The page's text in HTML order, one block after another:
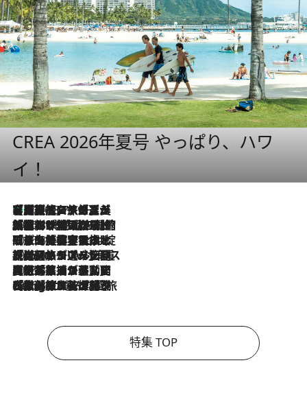
CREA 2026年夏号 やっぱり、ハワ
イ！
2026.8.7
【厳選旅コスメ】「多機能アイテムがメイン！」旅好き美容エディターが選んだ夏旅ベストコスメを発表【Mサイズジップ】
2026.8.6
「荷物が増えるほど旅ストレスは増す」美容ジャーナリストがたどり着いた最終結論。“化粧品を劇的に減らす”感動の凝縮美容とは
2026.8.6
「旅先には金髪ウィッグを持参」日本と同じメイクでは損してる!? 美容ジャーナリストが提案する“掟破りの旅美容”とは
2026.8.6
【厳選旅コスメ】「身軽さ＆UV対策重視！」ヘアアーティストshucoが選んだ夏旅ベストコスメを発表【Mサイズジップ】
2026.8.5
【厳選旅コスメ】国内をあちこち移動する河井菜摘が選んだ夏旅ベストコスメ発表！「リラックスアイテムはマスト」【Mサイズジップ】
2026.8.4
【厳選旅コスメ】「紫外線＆乾燥対策しながらメイク感も！」ヘア＆メイクGeorgeが選んだ夏旅ベストコスメを発表！【Mサイズジップ】
特集 TOP